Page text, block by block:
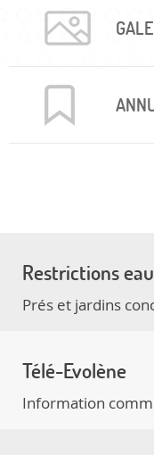
Restrictions
Prés et jardins
Télé-Evolène
Information